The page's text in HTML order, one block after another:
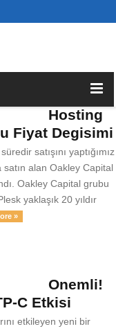
Hosting
Fiyat Degisimi
satışını yaptığımız
satın alan Oakley Capital
Oakley Capital grubu
yaklaşık 20 yıldır
»
Onemli!
C Etkisi
etkileyen yeni bir